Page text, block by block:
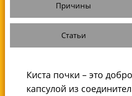
Причины
Статьи
Киста почки – это
капсулой из